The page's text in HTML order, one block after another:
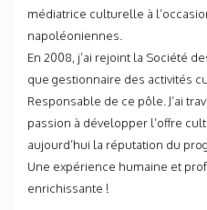
médiatrice culturelle à
napoléoniennes.
En 2008, j’ai rejoint la Société
que gestionnaire des activités
Responsable de ce pôle. J’ai
passion à développer l’offre
aujourd’hui la réputation du
Une expérience humaine et
enrichissante !